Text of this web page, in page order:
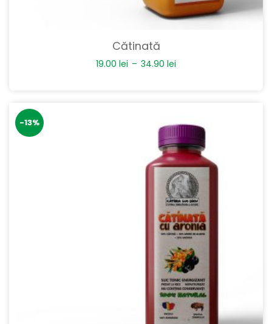
Cătinată
19.00 lei – 34.90 lei
-13%